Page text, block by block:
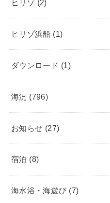
ヒリゾ (2)
ヒリゾ浜船 (1)
ダウンロード (1)
海況 (796)
お知らせ (27)
宿泊 (8)
海水浴・海遊び (7)